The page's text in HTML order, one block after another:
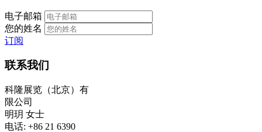
电子邮箱
您的姓名
订阅
联系我们
科隆展览（北京）有
限公司
明玥 女士
电话: +86 21 6390